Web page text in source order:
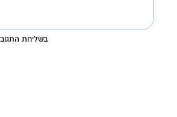
בשליחת